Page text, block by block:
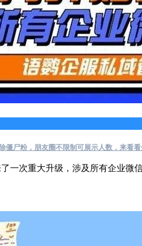
僵尸粉，朋友圈不限制可展示人数，来看
一次重大升级，涉及所有企业微信